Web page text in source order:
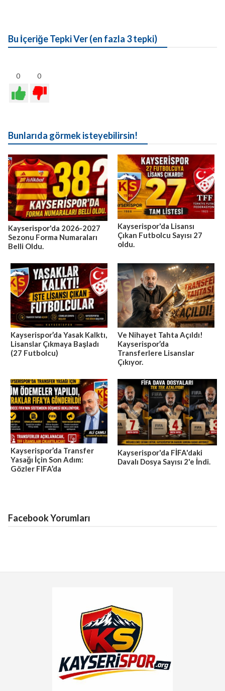
Bu İçeriğe Tepki Ver (en fazla 3 tepki)
0 0
Bunlarıda görmek isteyebilirsin!
Kayserispor'da 2026-2027
Sezonu Forma Numaraları
Belli Oldu.
Kayserispor'da Lisansı
Çıkan Futbolcu Sayısı 27
oldu.
Kayserispor’da Yasak Kalktı,
Lisanslar Çıkmaya Başladı
(27 Futbolcu)
Ve Nihayet Tahta Açıldı!
Kayserispor’da
Transferlere Lisanslar
Çıkıyor.
Kayserispor’da Transfer
Yasağı İçin Son Adım:
Gözler FIFA’da
Kayserispor'da FİFA'daki
Davalı Dosya Sayısı 2'e İndi.
Facebook Yorumları